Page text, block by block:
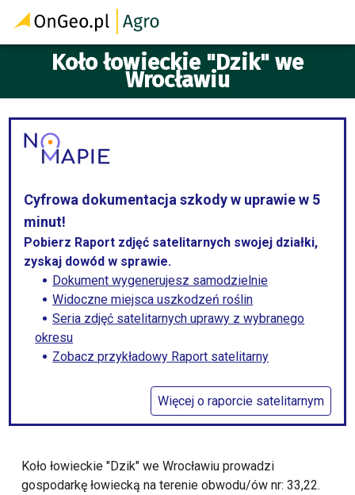
Koło łowieckie "Dzik" we
Wrocławiu
Cyfrowa dokumentacja szkody w uprawie w 5
minut!
Pobierz Raport zdjęć satelitarnych swojej działki,
zyskaj dowód w sprawie.
Dokument wygenerujesz samodzielnie
Widoczne miejsca uszkodzeń roślin
Seria zdjęć satelitarnych uprawy z wybranego
okresu
Zobacz przykładowy Raport satelitarny
Więcej o raporcie satelitarnym
Koło łowieckie "Dzik" we Wrocławiu prowadzi
gospodarkę łowiecką na terenie obwodu/ów nr: 33,22.